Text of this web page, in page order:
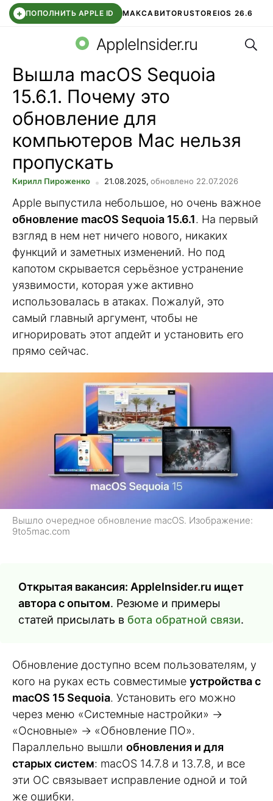
+ ПОПОЛНИТЬ APPLE ID МАКСАВИТОRUSTOREIOS 26.6
СБЕР КИДС ВТБ ОНЛАЙН ЧАТ В ROBLOX
AppleInsider.ru
Вышла macOS Sequoia
15.6.1. Почему это
обновление для
компьютеров Mac нельзя
пропускать
Кирилл Пироженко 21.08.2025, обновлено 22.07.2026
Apple выпустила небольшое, но очень важное
обновление macOS Sequoia 15.6.1. На первый
взгляд в нем нет ничего нового, никаких
функций и заметных изменений. Но под
капотом скрывается серьёзное устранение
уязвимости, которая уже активно
использовалась в атаках. Пожалуй, это
самый главный аргумент, чтобы не
игнорировать этот апдейт и установить его
прямо сейчас.
Вышло очередное обновление macOS. Изображение:
9to5mac.com
Открытая вакансия: AppleInsider.ru ищет
автора с опытом. Резюме и примеры
статей присылать в бота обратной связи.
Обновление доступно всем пользователям, у
кого на руках есть совместимые устройства с
macOS 15 Sequoia. Установить его можно
через меню «Системные настройки» →
«Основные» → «Обновление ПО».
Параллельно вышли обновления и для
старых систем: macOS 14.7.8 и 13.7.8, и все
эти ОС связывает исправление одной и той
же ошибки.